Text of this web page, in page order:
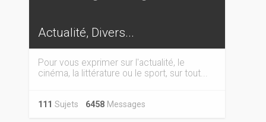
Actualité, Divers...
Pour vous exprimer sur l'actualité, le
cinéma, la littérature ou le sport, sur tout...
111 Sujets 6458Messages